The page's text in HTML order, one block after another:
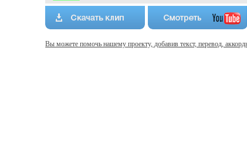
Вы можете помочь нашему проекту, добавив текст, перевод,